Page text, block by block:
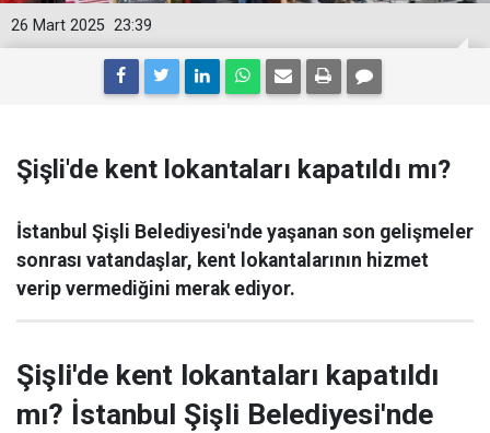
23:39
26 Mart 2025
Şişli'de kent lokantaları kapatıldı mı?
İstanbul Şişli Belediyesi'nde yaşanan son gelişmeler
sonrası vatandaşlar, kent lokantalarının hizmet
verip vermediğini merak ediyor.
Şişli'de kent lokantaları kapatıldı
mı? İstanbul Şişli Belediyesi'nde